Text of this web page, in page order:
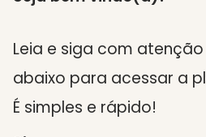
Leia e siga com
abaixo para acessar a
É simples e rápido!